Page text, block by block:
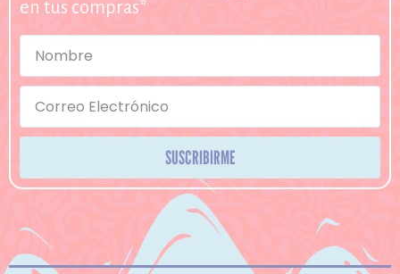
en tus compras*
SUSCRIBIRME